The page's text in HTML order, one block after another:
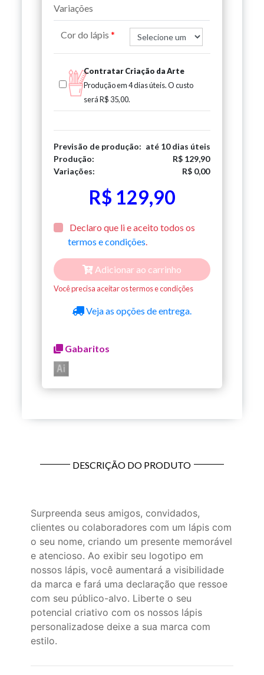
Variações
Cor do lápis
Contratar Criação da Arte
Produção em 4 dias úteis.O custo
seráR$ 35,00.
Previsão de produção: até 10 dias úteis
Produção:
R$ 129,90
Variações:
R$ 0,00
R$ 129,90
Declaro que li e aceito todos os
termos e condições.
Adicionar ao carrinho
Você precisa aceitar os termos e condições
Veja as opções de entrega.
Gabaritos
DESCRIÇÃO DO PRODUTO
Surpreenda seus amigos, convidados,
clientes ou colaboradores com um lápis com
o seu nome, criando um presente memorável
e atencioso. Ao exibir seu logotipo em
nossos lápis, você aumentará a visibilidade
da marca e fará uma declaração que ressoe
com seu público-alvo. Liberte o seu
potencial criativo com os nossos lápis
personalizadose deixe a sua marca com
estilo.